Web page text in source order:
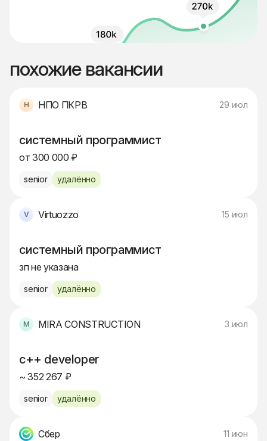
похожие вакансии
НПО ПКРВ 29 июл
системный программист
от 300 000 ₽
senior удалённо
Virtuozzo 15 июл
системный программист
зп не указана
senior удалённо
MIRA CONSTRUCTION 3 июл
c++ developer
~ 352 267 ₽
senior удалённо
Сбер 11 июн